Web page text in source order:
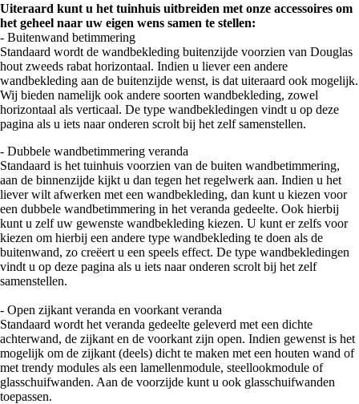
Uiteraard kunt u het tuinhuis uitbreiden met onze accessoires om
het geheel naar uw eigen wens samen te stellen:
- Buitenwand betimmering
Standaard wordt de wandbekleding buitenzijde voorzien van Douglas
hout zweeds rabat horizontaal. Indien u liever een andere
wandbekleding aan de buitenzijde wenst, is dat uiteraard ook mogelijk.
Wij bieden namelijk ook andere soorten wandbekleding, zowel
horizontaal als verticaal. De type wandbekledingen vindt u op deze
pagina als u iets naar onderen scrolt bij het zelf samenstellen.
- Dubbele wandbetimmering veranda
Standaard is het tuinhuis voorzien van de buiten wandbetimmering,
aan de binnenzijde kijkt u dan tegen het regelwerk aan. Indien u het
liever wilt afwerken met een wandbekleding, dan kunt u kiezen voor
een dubbele wandbetimmering in het veranda gedeelte. Ook hierbij
kunt u zelf uw gewenste wandbekleding kiezen. U kunt er zelfs voor
kiezen om hierbij een andere type wandbekleding te doen als de
buitenwand, zo creëert u een speels effect. De type wandbekledingen
vindt u op deze pagina als u iets naar onderen scrolt bij het zelf
samenstellen.
- Open zijkant veranda en voorkant veranda
Standaard wordt het veranda gedeelte geleverd met een dichte
achterwand, de zijkant en de voorkant zijn open. Indien gewenst is het
mogelijk om de zijkant (deels) dicht te maken met een houten wand of
met trendy modules als een lamellenmodule, steellookmodule of
glasschuifwanden. Aan de voorzijde kunt u ook glasschuifwanden
toepassen.